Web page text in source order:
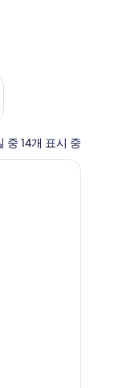
8월 23일
중 14개 표시 중
금고, 책상
미니바, 객실 내 금고, 책상